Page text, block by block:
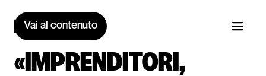
Vai al contenuto
«IMPRENDITORI,